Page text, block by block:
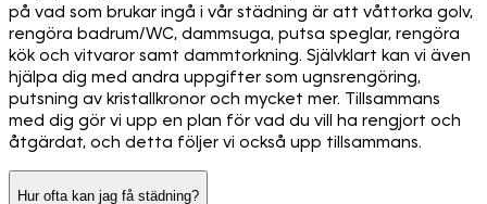
på vad som brukar ingå i vår städning är att våttorka golv,
rengöra badrum/WC, dammsuga, putsa speglar, rengöra
kök och vitvaror samt dammtorkning. Självklart kan vi även
hjälpa dig med andra uppgifter som ugnsrengöring,
putsning av kristallkronor och mycket mer. Tillsammans
med dig gör vi upp en plan för vad du vill ha rengjort och
åtgärdat, och detta följer vi också upp tillsammans.
Hur ofta kan jag få städning?